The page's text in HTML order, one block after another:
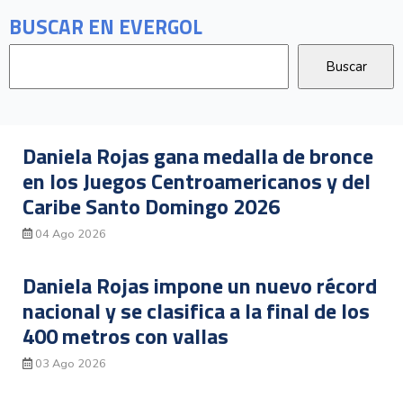
BUSCAR EN EVERGOL
Daniela Rojas gana medalla de bronce
en los Juegos Centroamericanos y del
Caribe Santo Domingo 2026
04 Ago 2026
Daniela Rojas impone un nuevo récord
nacional y se clasifica a la final de los
400 metros con vallas
03 Ago 2026